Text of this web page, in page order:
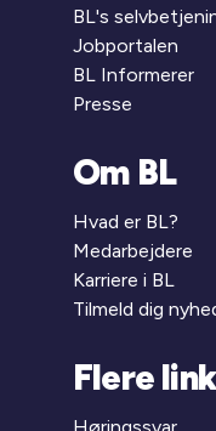
BL's
Jobportalen
BL Informerer
Presse
Om BL
Hvad er BL?
Medarbejdere
Karriere i BL
Tilmeld dig
Flere